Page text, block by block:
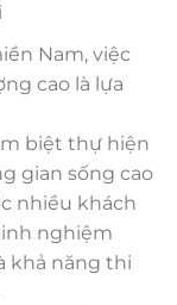
Nam, việc
cao là lựa
biệt thự hiện
gian sống cao
nhiều khách
nghiệm
khả năng thi